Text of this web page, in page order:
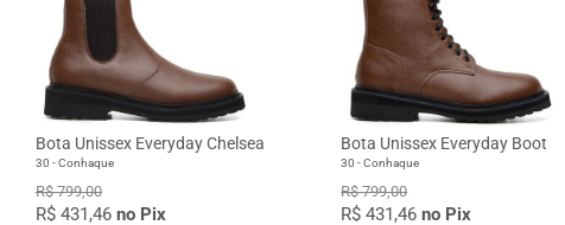
Bota Unissex Everyday Chelsea
30 - Conhaque
R$ 799,00
R$ 431,46 no Pix
Bota Unissex Everyday Boot
30 - Conhaque
R$ 799,00
R$ 431,46no Pix